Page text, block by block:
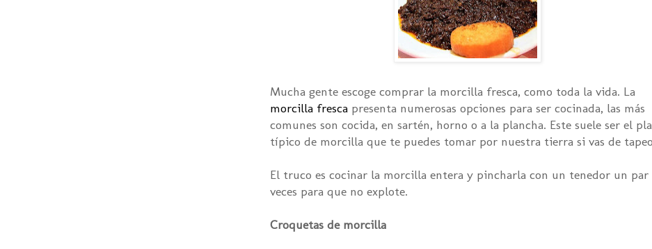
Mucha gente escoge comprar la morcilla fresca, como toda la vida. La
morcilla fresca presenta numerosas opciones para ser cocinada, las más
comunes son cocida, en sartén, horno o a la plancha. Este suele ser el
típico de morcilla que te puedes tomar por nuestra tierra si vas de
El truco es cocinar la morcilla entera y pincharla con un tenedor un par
veces para que no explote.
Croquetas de morcilla